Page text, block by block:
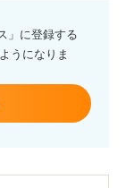
」に登録する
ようになりま